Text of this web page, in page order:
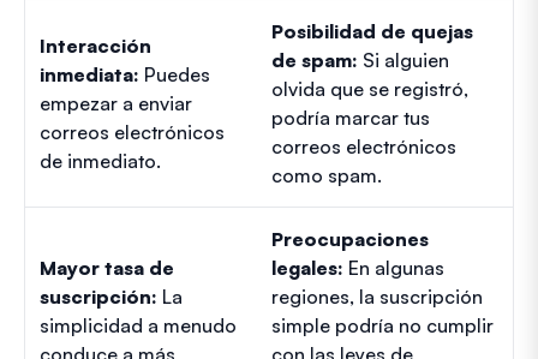
Interacción
inmediata: Puedes
empezar a enviar
correos electrónicos
de inmediato.
Posibilidad de quejas
de spam: Si alguien
olvida que se registró,
podría marcar tus
correos electrónicos
como spam.
Mayor tasa de
suscripción: La
simplicidad a menudo
conduce a más
Preocupaciones
legales: En algunas
regiones, la suscripción
simple podría no cumplir
con las leyes de